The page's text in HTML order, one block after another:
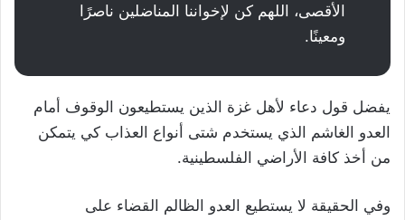
الأقصى، اللهم كن لإخواننا المناضلين ناصرًا
ومعينًا.
يفضل قول دعاء لأهل غزة الذين يستطيعون الوقوف أمام
العدو الغاشم الذي يستخدم شتى أنواع العذاب كي يتمكن
من أخذ كافة الأراضي الفلسطينية.
وفي الحقيقة لا يستطيع العدو الظالم القضاء على